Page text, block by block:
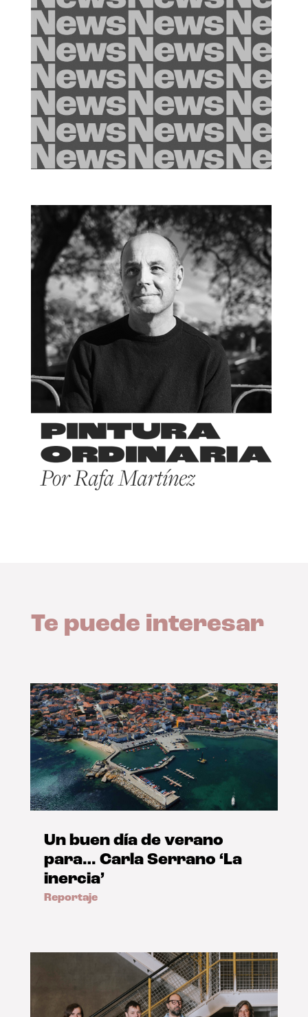
Te puede interesar
Un buen día de verano
para… Carla Serrano ‘La
inercia’
Reportaje